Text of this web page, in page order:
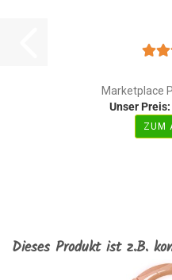
Marketplace
Unser Preis:
ZUM
Dieses Produkt ist z.B.